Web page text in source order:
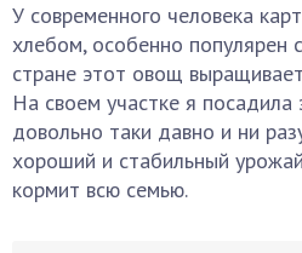
У современного человека
хлебом, особенно популярен
стране этот овощ
На своем участке я посадила
довольно таки давно и ни
хороший и стабильный
кормит всю семью.